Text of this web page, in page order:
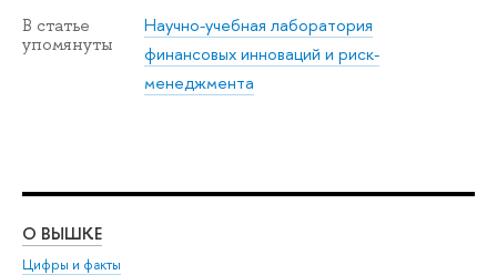
В статье
упомянуты
Научно-учебная лаборатория
финансовых инноваций и риск-
менеджмента
О ВЫШКЕ
Цифры и факты